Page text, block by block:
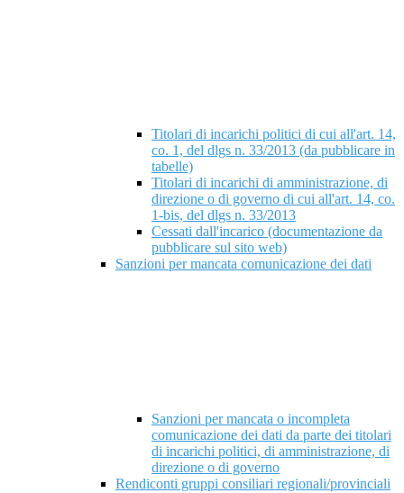
Titolari di incarichi politici di cui all'art. 14,
co. 1, del dlgs n. 33/2013 (da pubblicare in
tabelle)
Titolari di incarichi di amministrazione, di
direzione o di governo di cui all'art. 14, co.
1-bis, del dlgs n. 33/2013
Cessati dall'incarico (documentazione da
pubblicare sul sito web)
Sanzioni per mancata comunicazione dei dati
Sanzioni per mancata o incompleta
comunicazione dei dati da parte dei titolari
di incarichi politici, di amministrazione, di
direzione o di governo
Rendiconti gruppi consiliari regionali/provinciali